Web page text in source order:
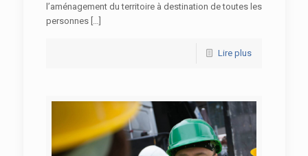
l’aménagement du territoire à destination de toutes les
personnes […]
Lire plus